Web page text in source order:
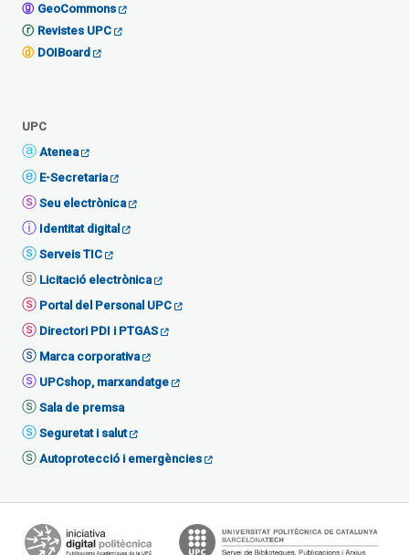
GeoCommons
Revistes UPC
DOIBoard
UPC
Atenea
E-Secretaria
Seu electrònica
Identitat digital
Serveis TIC
Licitació electrònica
Portal del Personal UPC
Directori PDI i PTGAS
Marca corporativa
UPCshop, marxandatge
Sala de premsa
Seguretat i salut
Autoprotecció i emergències